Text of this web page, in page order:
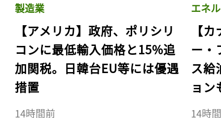
製造業
【アメリカ】政府、ポリシリ
コンに最低輸入価格と15%追
加関税。日韓台EU等には優遇
措置
14時間前
エネ
【
ー・
ス給
ョン
14時